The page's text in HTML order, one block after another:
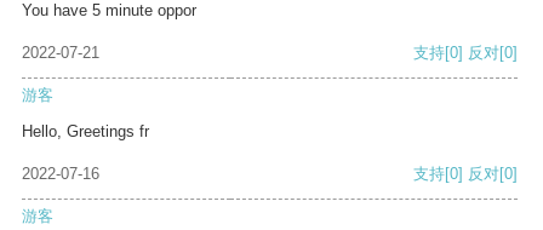
You have 5 minute oppor
2022-07-21 支持[0] 反对[0]
游客
Hello, Greetings fr
2022-07-16 支持[0] 反对[0]
游客